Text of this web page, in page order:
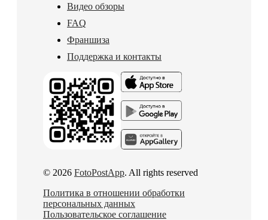
Видео обзоры
FAQ
Франшиза
Поддержка и контакты
© 2026 FotoPostApp. All rights reserved
Политика в отношении обработки
персональных данных
Пользовательское соглашение